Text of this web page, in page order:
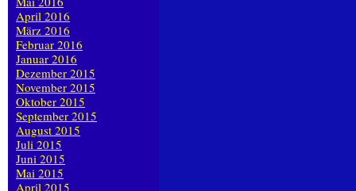
April 2016
März 2016
Februar 2016
Januar 2016
Dezember 2015
November 2015
Oktober 2015
September 2015
August 2015
Juli 2015
Juni 2015
Mai 2015
April 2015